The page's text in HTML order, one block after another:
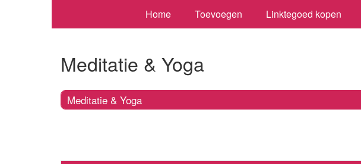
Home Toevoegen Linktegoed kopen
Meditatie & Yoga
Meditatie & Yoga